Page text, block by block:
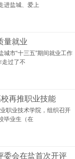
进盐城、爱上
量就业
市“十三五”期间就业工作
走过了不
再推职业技能
职业技术学院，组织召开
毕业生（在
委会在盐首次开评